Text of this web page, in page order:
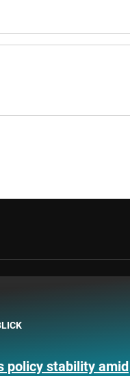
policy stability amid